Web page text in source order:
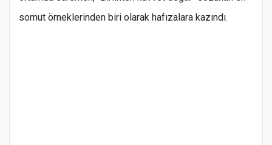
somut örneklerinden biri olarak hafızalara kazındı.